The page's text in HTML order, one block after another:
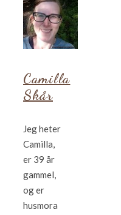
Camilla
Skår
Jeg heter
Camilla,
er 39 år
gammel,
og er
husmora